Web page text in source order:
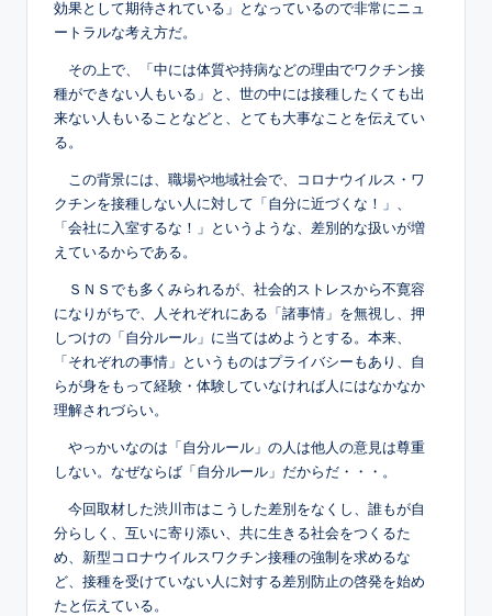
効果として期待されている」となっているので非常にニュ
ートラルな考え方だ。
その上で、「中には体質や持病などの理由でワクチン接
種ができない人もいる」と、世の中には接種したくても出
来ない人もいることなどと、とても大事なことを伝えてい
る。
この背景には、職場や地域社会で、コロナウイルス・ワ
クチンを接種しない人に対して「自分に近づくな！」、
「会社に入室するな！」というような、差別的な扱いが増
えているからである。
ＳＮＳでも多くみられるが、社会的ストレスから不寛容
になりがちで、人それぞれにある「諸事情」を無視し、押
しつけの「自分ルール」に当てはめようとする。本来、
「それぞれの事情」というものはプライバシーもあり、自
らが身をもって経験・体験していなければ人にはなかなか
理解されづらい。
やっかいなのは「自分ルール」の人は他人の意見は尊重
しない。なぜならば「自分ルール」だからだ・・・。
今回取材した渋川市はこうした差別をなくし、誰もが自
分らしく、互いに寄り添い、共に生きる社会をつくるた
め、新型コロナウイルスワクチン接種の強制を求めるな
ど、接種を受けていない人に対する差別防止の啓発を始め
たと伝えている。